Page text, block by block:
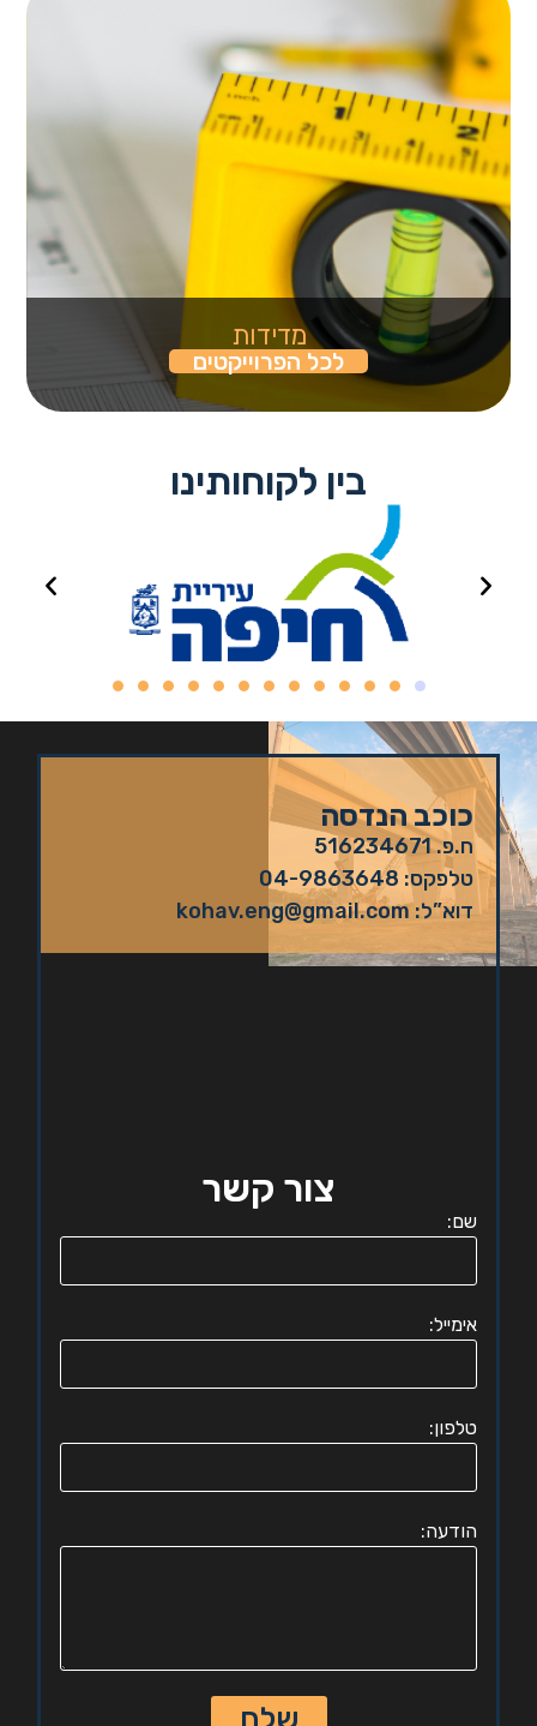
מדידות
לכל הפרוייקטים
בין לקוחותינו
כוכב הנדסה
ח.פ. 516234671
טלפקס: 04-9863648
דוא”ל: kohav.eng@gmail.com
צור קשר
שם:
אימייל:
טלפון:
הודעה: